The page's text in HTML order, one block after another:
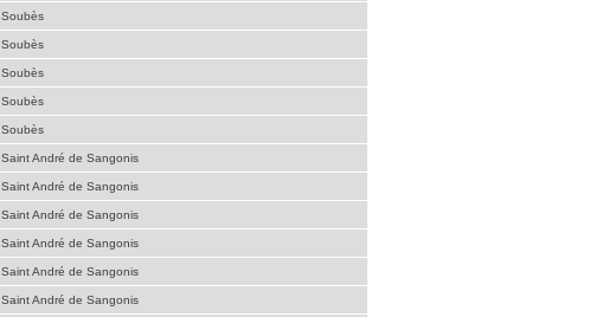
Soubès
Soubès
Soubès
Soubès
Soubès
Saint André de Sangonis
Saint André de Sangonis
Saint André de Sangonis
Saint André de Sangonis
Saint André de Sangonis
Saint André de Sangonis